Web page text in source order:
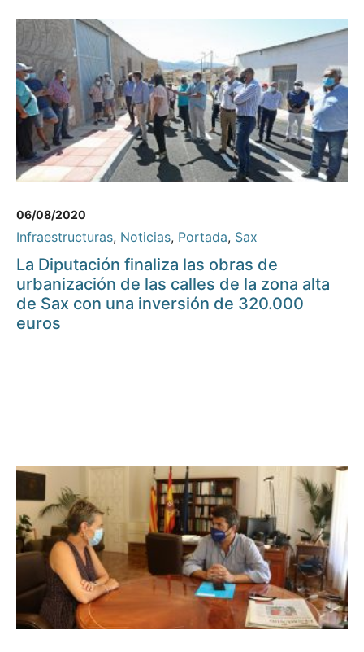
06/08/2020
Infraestructuras, Noticias, Portada, Sax
La Diputación finaliza las obras de
urbanización de las calles de la zona alta
de Sax con una inversión de 320.000
euros